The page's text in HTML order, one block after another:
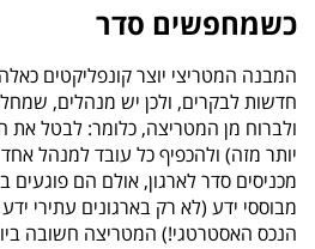
כשמחפשים סדר
המבנה המטריצי יוצר קונפליקטים
חדשות לבקרים, ולכן יש מנהלים,
ולברוח מן המטריצה, כלומר: לבטל את
יותר מזה) ולהכפיף כל עובד למנהל
מכניסים סדר לארגון, אולם הם פוגעים
מבוססי ידע (לא רק בארגונים עתירי
הנכס האסטרטגי!) המטריצה חשובה